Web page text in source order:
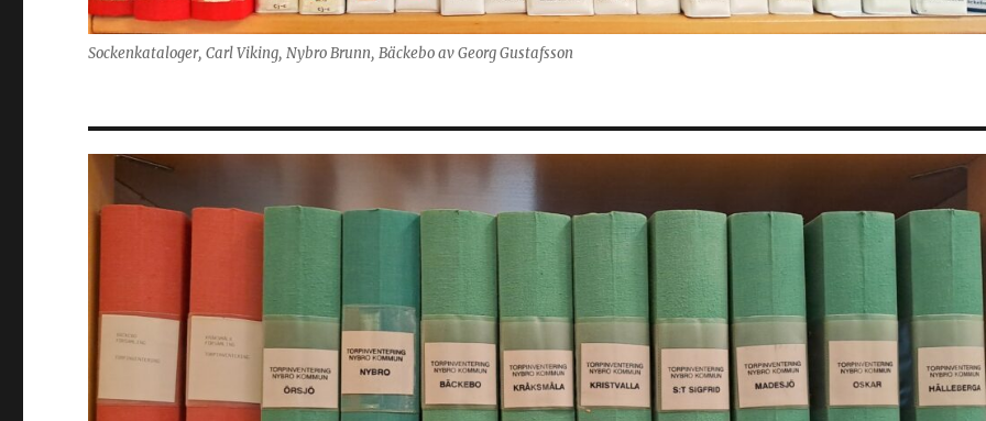
Sockenkataloger, Carl Viking, Nybro Brunn, Bäckebo av Georg Gustafsson